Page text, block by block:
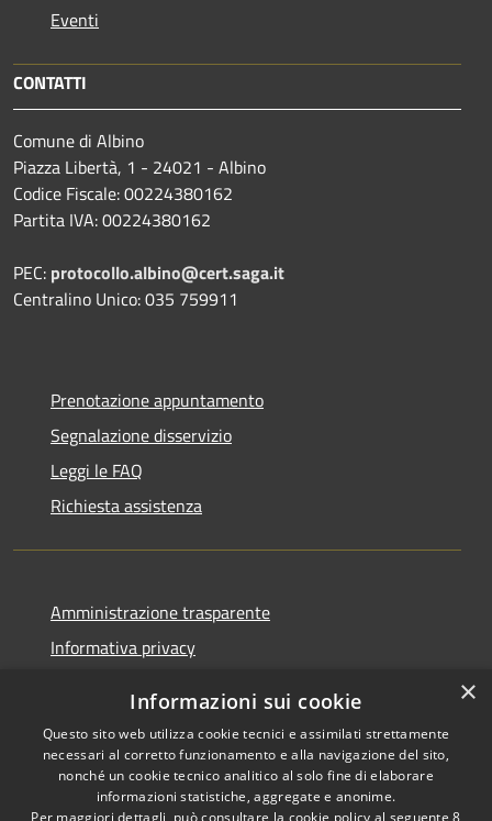
Eventi
CONTATTI
Comune di Albino
Piazza Libertà, 1 - 24021 - Albino
Codice Fiscale: 00224380162
Partita IVA: 00224380162
PEC: protocollo.albino@cert.saga.it
Centralino Unico: 035 759911
Prenotazione appuntamento
Segnalazione disservizio
Leggi le FAQ
Richiesta assistenza
Amministrazione trasparente
Informativa privacy
Dichiarazione di accessibilità
×
Informazioni sui cookie
Questo sito web utilizza cookie tecnici e assimilati strettamente
necessari al corretto funzionamento e alla navigazione del sito,
nonché un cookie tecnico analitico al solo fine di elaborare
informazioni statistiche, aggregate e anonime.
Per maggiori dettagli, può consultare la cookie policy al seguente8